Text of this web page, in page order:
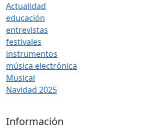
Actualidad
educación
entrevistas
festivales
instrumentos
música electrónica
Musical
Navidad 2025
Información